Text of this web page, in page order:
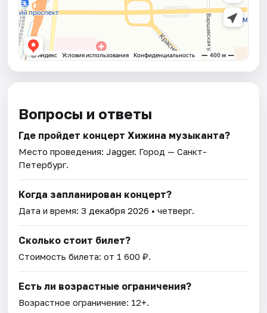
Вопросы и ответы
Где пройдет концерт Хижина музыканта?
Место проведения:Jagger. Город — Санкт-
Петербург.
Когда запланирован концерт?
Дата и время:3 декабря 2026 • четверг.
Сколько стоит билет?
Стоимость билета: от 1 600 ₽.
Есть ли возрастные ограничения?
Возрастное ограничение: 12+.